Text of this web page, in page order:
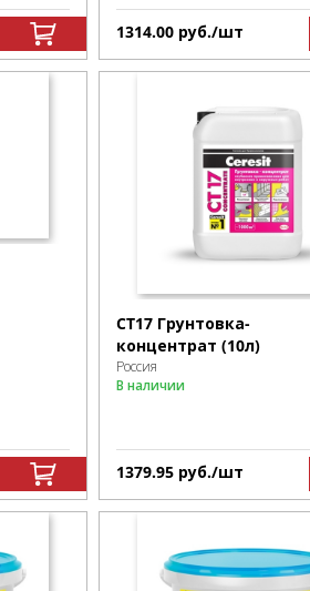
1314.00 руб./шт
CT17 Грунтовка-
концентрат (10л)
Россия
В наличии
1379.95 руб./шт